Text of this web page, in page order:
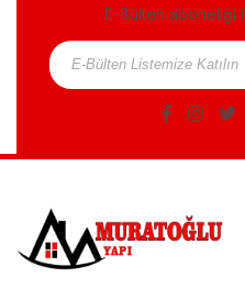
E-Bülten aboneliği